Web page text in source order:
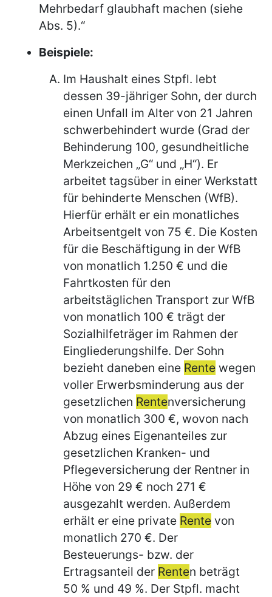
Mehrbedarf glaubhaft machen (siehe
Abs. 5).“
Beispiele:
Im Haushalt eines Stpfl. lebt
dessen 39-jähriger Sohn, der durch
einen Unfall im Alter von 21 Jahren
schwerbehindert wurde (Grad der
Behinderung 100, gesundheitliche
Merkzeichen „G“ und „H“). Er
arbeitet tagsüber in einer Werkstatt
für behinderte Menschen (WfB).
Hierfür erhält er ein monatliches
Arbeitsentgelt von 75 €. Die Kosten
für die Beschäftigung in der WfB
von monatlich 1.250 € und die
Fahrtkosten für den
arbeitstäglichen Transport zur WfB
von monatlich 100 € trägt der
Sozialhilfeträger im Rahmen der
Eingliederungshilfe. Der Sohn
bezieht daneben eine Rente wegen
voller Erwerbsminderung aus der
gesetzlichen Rentenversicherung
von monatlich 300 €, wovon nach
Abzug eines Eigenanteiles zur
gesetzlichen Kranken- und
Pflegeversicherung der Rentner in
Höhe von 29 € noch 271 €
ausgezahlt werden. Außerdem
erhält er eine private Rente von
monatlich 270 €. Der
Besteuerungs- bzw. der
Ertragsanteil der Renten beträgt
50 % und 49 %. Der Stpfl. macht